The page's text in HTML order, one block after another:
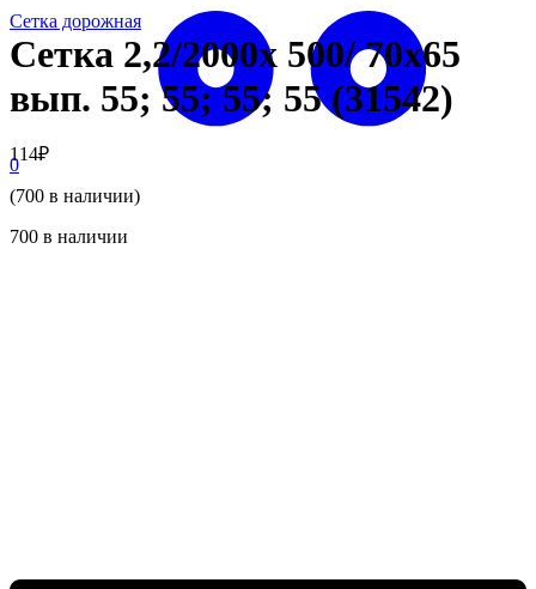
0
Сетка дорожная
Сетка 2,2/2000х 500/ 70х65
вып. 55; 55; 55; 55 (31542)
114₽
(700 в наличии)
700 в наличии